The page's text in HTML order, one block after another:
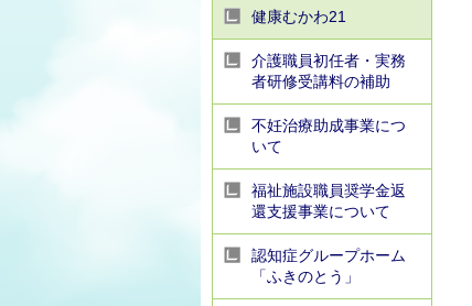
健康むかわ21
介護職員初任者・実務
者研修受講料の補助
不妊治療助成事業につ
いて
福祉施設職員奨学金返
還支援事業について
認知症グループホーム
「ふきのとう」